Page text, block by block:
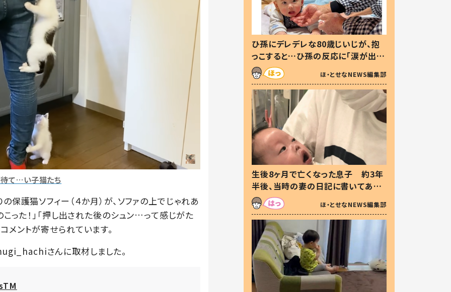
て…い子猫たち
保護猫ソフィー（４か月）が、ソファの上でじゃれあ
こった！」「押し出された後のシュン…って感じがた
メントが寄せられています。
さんに取材しました。
ひ孫にデレデレな80歳じいじが、抱
っこすると…ひ孫の反応に「涙が出ま
した」「可愛くて仕方ない」
ほ・とせなNEWS編集部
生後8ヶ月で亡くなった息子 約3年
半後、当時の妻の日記に書いてあっ
た本音とは
ほ・とせなNEWS編集部